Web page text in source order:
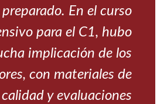
preparado. En el curso
para el C1, hubo
implicación de los
con materiales de
calidad y evaluaciones